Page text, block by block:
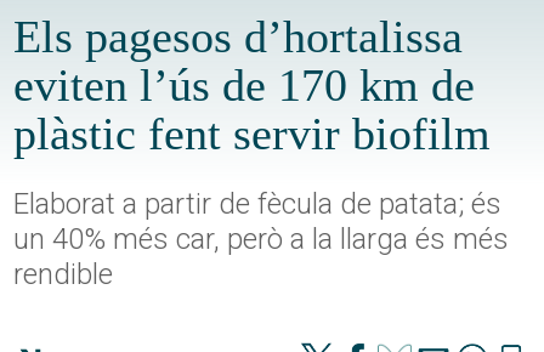
Els pagesos d’hortalissa
eviten l’ús de 170 km de
plàstic fent servir biofilm
Elaborat a partir de fècula de patata; és
un 40% més car, però a la llarga és més
rendible